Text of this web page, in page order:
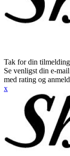
Tak for din tilmelding
Se venligst din e-
med rating og
x